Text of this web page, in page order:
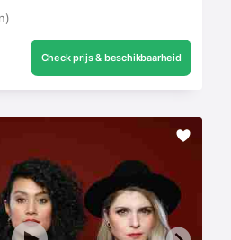
Check prijs & beschikbaarheid